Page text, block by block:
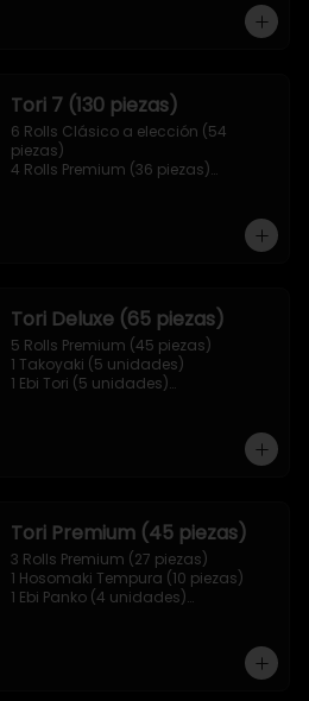
Tori 7 (130 piezas)
6 Rolls Clásico a elección (54
piezas)
4 Rolls Premium (36 piezas)
Tori Deluxe (65 piezas)
5 Rolls Premium (45 piezas)
1 Takoyaki (5 unidades)
1 Ebi Tori (5 unidades)
Tori Premium (45 piezas)
3 Rolls Premium (27 piezas)
1 Hosomaki Tempura (10 piezas)
1 Ebi Panko (4 unidades)